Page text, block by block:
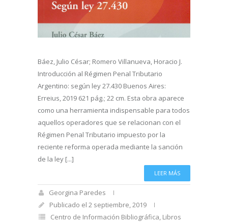
Báez, Julio César; Romero Villanueva, Horacio J.
Introducción al Régimen Penal Tributario
Argentino: según ley 27.430 Buenos Aires:
Erreius, 2019 621 pág.; 22 cm. Esta obra aparece
como una herramienta indispensable para todos
aquellos operadores que se relacionan con el
Régimen Penal Tributario impuesto por la
reciente reforma operada mediante la sanción
de la ley [...]
LEER MÁS
Georgina Paredes
Publicado el 2 septiembre, 2019
Centro de Información Bibliográfica, Libros